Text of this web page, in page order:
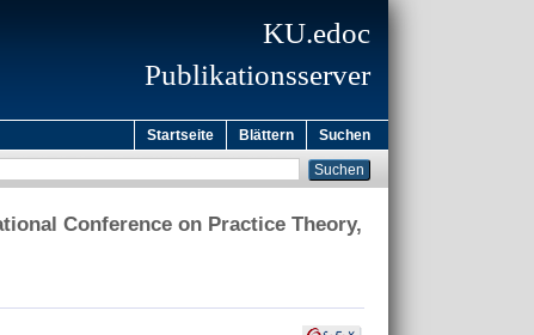
KU.edoc
Publikationsserver
Startseite Blättern Suchen
Conference on Practice Theory,